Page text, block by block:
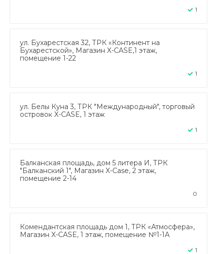
1
ул. Бухарестская 32, ТРК «Континент на
Бухарестской», Магазин X-CASE,1 этаж,
помещение 1-22
1
ул. Белы Куна 3, ТРК "Международный", торговый
островок X-CASE, 1 этаж
1
Балканская площадь, дом 5 литера И, ТРК
"Балканский 1", Магазин X-Case, 2 этаж,
помещение 2-14
0
Комендантская площадь дом 1, ТРК «Атмосфера»,
Магазин X-CASE, 1 этаж, помещение №1-1А
1